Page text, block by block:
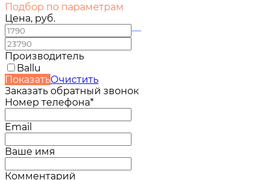
Подбор по параметрам
Цена, руб.
—
Производитель
Ballu
ПоказатьОчистить
Заказать обратный звонок
Номер телефона*
Email
Ваше имя
Комментарий